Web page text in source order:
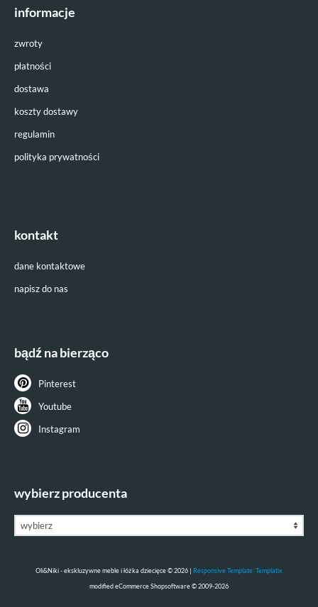
informacje
zwroty
płatności
dostawa
koszty dostawy
regulamin
polityka prywatności
kontakt
dane kontaktowe
napisz do nas
bądź na bierząco
Pinterest
Youtube
Instagram
wybierz producenta
Oli&Niki - ekskluzywne meble i łóżka dziecięce © 2026 | Responsive Template: Templatix
modified eCommerce Shopsoftware © 2009-2026